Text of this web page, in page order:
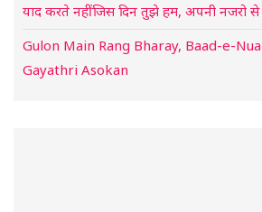
याद करते नहीं जिस दिन तुझे हम, अपनी नजरो
Gulon Main Rang Bharay, Baad-e-
Gayathri Asokan